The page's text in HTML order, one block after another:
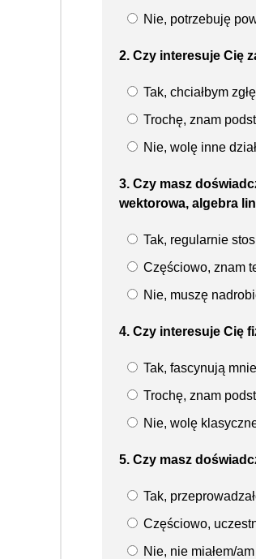
Nie, potrzebuję
2. Czy interesuje Cię
Tak, chciałbym
Trochę, znam
Nie, wolę inne
3. Czy masz
wektorowa, algebra
Tak, regularnie
Częściowo, znam
Nie, muszę
4. Czy interesuje Cię
Tak, fascynują
Trochę, znam
Nie, wolę
5. Czy masz
Tak,
Częściowo,
Nie, nie miałem/